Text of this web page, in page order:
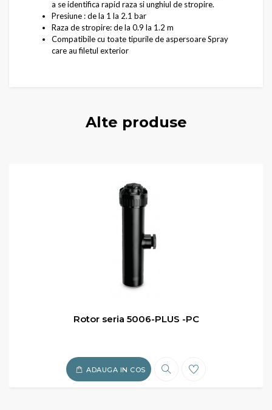
a se identifica rapid raza si unghiul de stropire.
Presiune : de la 1 la 2.1 bar
Raza de stropire: de la 0.9 la 1.2 m
Compatibile cu toate tipurile de aspersoare Spray
care au filetul exterior
Alte produse
Rotor seria 5006-PLUS -PC
ADAUGA IN COS